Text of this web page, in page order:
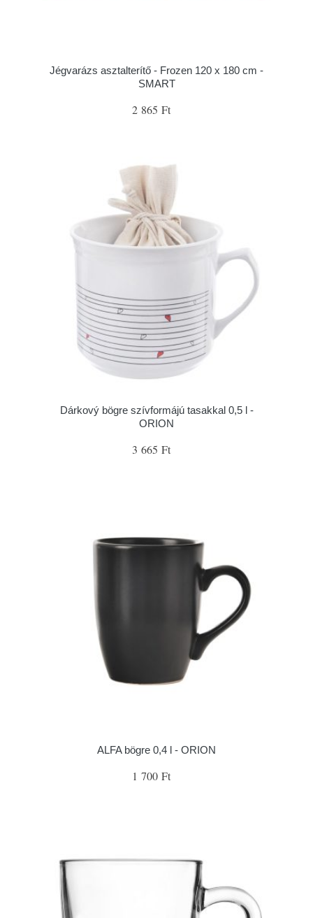
Jégvarázs asztalterítő - Frozen 120 x 180 cm -
SMART
2 865 Ft
Dárkový bögre szívformájú tasakkal 0,5 l -
ORION
3 665 Ft
ALFA bögre 0,4 l - ORION
1 700 Ft